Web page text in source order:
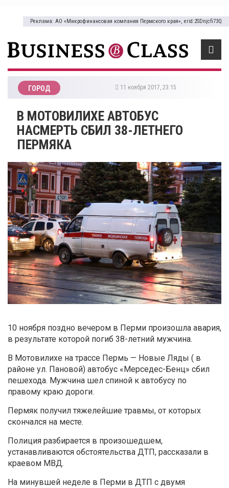
Реклама: АО «Микрофинансовая компания Пермского края», erid:2SDnjcfi73Q
ГОРОД 11 ноября 2017, 23:15
В МОТОВИЛИХЕ АВТОБУС
НАСМЕРТЬ СБИЛ 38-ЛЕТНЕГО
ПЕРМЯКА
10 ноября поздно вечером в Перми произошла авария,
в результате которой погиб 38-летний мужчина.
В Мотовилихе на трассе Пермь — Новые Ляды ( в
районе ул. Пановой) автобус «Мерседес-Бенц» сбил
пешехода. Мужчина шел спиной к автобусу по
правому краю дороги.
Пермяк получил тяжелейшие травмы, от которых
скончался на месте.
Полиция разбирается в произошедшем,
устанавливаются обстоятельства ДТП, рассказали в
краевом МВД.
На минувшей неделе в Перми в ДТП с двумя